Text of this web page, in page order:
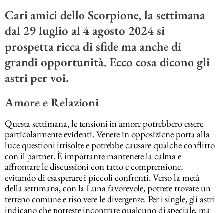
Cari amici dello Scorpione, la settimana
dal 29 luglio al 4 agosto 2024 si
prospetta ricca di sfide ma anche di
grandi opportunità. Ecco cosa dicono gli
astri per voi.
Amore e Relazioni
Questa settimana, le tensioni in amore potrebbero essere
particolarmente evidenti. Venere in opposizione porta alla
luce questioni irrisolte e potrebbe causare qualche conflitto
con il partner. È importante mantenere la calma e
affrontare le discussioni con tatto e comprensione,
evitando di esasperare i piccoli confronti. Verso la metà
della settimana, con la Luna favorevole, potrete trovare un
terreno comune e risolvere le divergenze. Per i single, gli astri
indicano che potreste incontrare qualcuno di speciale, ma